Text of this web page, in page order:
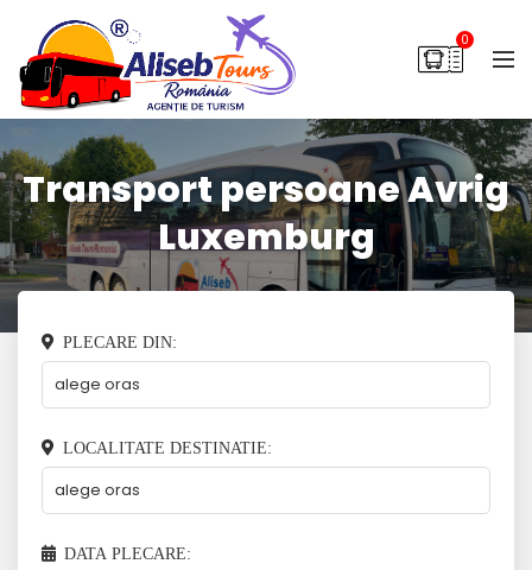
0
Transport persoane Avrig
Luxemburg
PLECARE DIN:
LOCALITATE DESTINATIE:
DATA PLECARE: